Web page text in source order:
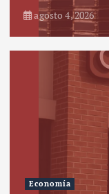
agosto 4, 2026
Economía